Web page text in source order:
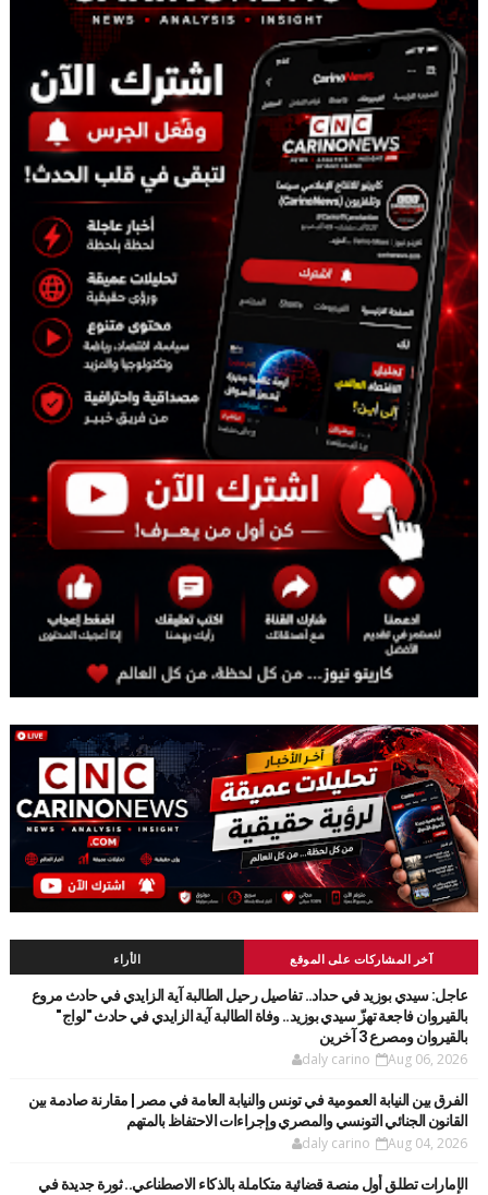
آخر المشاركات على الموقع الأراء
عاجل: سيدي بوزيد في حداد.. تفاصيل رحيل الطالبة آية الزايدي في حادث مروع
بالقيروان فاجعة تهزّ سيدي بوزيد.. وفاة الطالبة آية الزايدي في حادث "لواج"
بالقيروان ومصرع 3 آخرين
daly carino Aug 06, 2026
الفرق بين النيابة العمومية في تونس والنيابة العامة في مصر | مقارنة صادمة بين
القانون الجنائي التونسي والمصري وإجراءات الاحتفاظ بالمتهم
daly carino Aug 04, 2026
الإمارات تطلق أول منصة قضائية متكاملة بالذكاء الاصطناعي.. ثورة جديدة في